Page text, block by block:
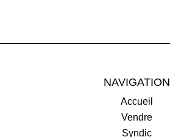
NAVIGATION
Accueil
Vendre
Syndic